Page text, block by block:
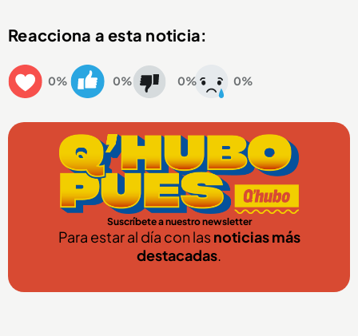
Reacciona a esta noticia:
0% 0% 0% 0%
Suscríbete a nuestro newsletter
Para estar al día con lasnoticias más
destacadas.